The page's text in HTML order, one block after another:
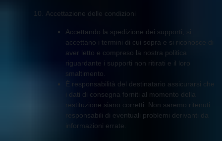
Accettazione delle condizioni
Accettando la spedizione dei supporti, si
accettano i termini di cui sopra e si riconosce di
aver letto e compreso la nostra politica
riguardante i supporti non ritirati e il loro
smaltimento.
È responsabilità del destinatario assicurarsi che
i dati di consegna forniti al momento della
restituzione siano corretti. Non saremo ritenuti
responsabili di eventuali problemi derivanti da
informazioni errate.